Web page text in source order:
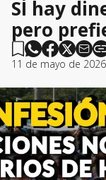
SÍ hay
pero
11 de mayo de